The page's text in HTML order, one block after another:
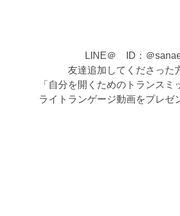
LINE＠ ID：＠
友達追加してくださった
「自分を開くためのトランスミ
ライトランゲージ動画をプレゼ